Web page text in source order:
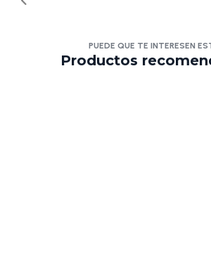
PUEDE QUE TE INTERESEN
Productos